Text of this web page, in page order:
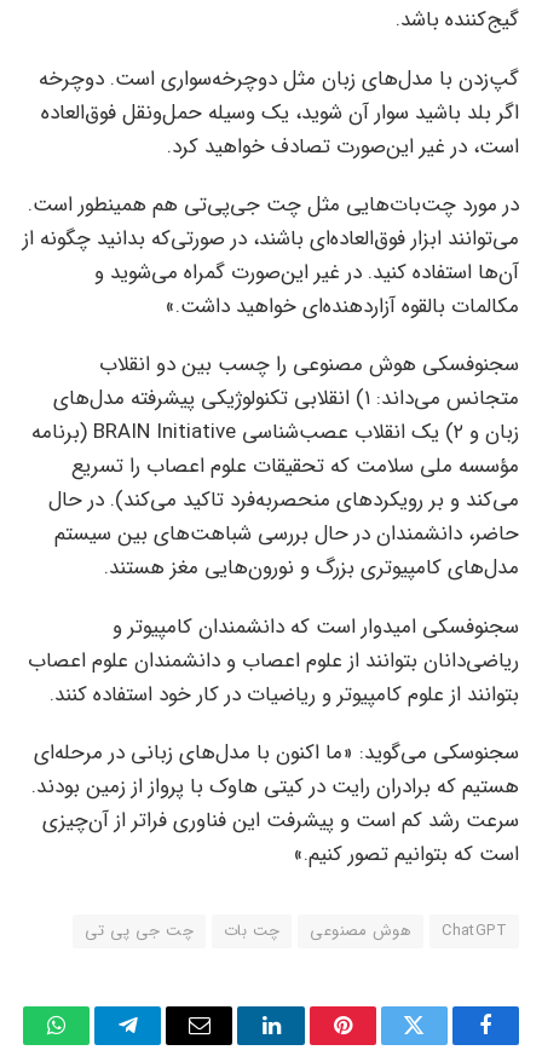
گیج‌کننده باشد.
گپ‌زدن با مدل‌های زبان مثل دوچرخه‌سواری است. دوچرخه
اگر بلد باشید سوار آن شوید، یک وسیله حمل‌ونقل فوق‌العاده
است، در غیر این‌صورت تصادف خواهید کرد.
در مورد چت‌بات‌هایی مثل چت جی‌پی‌تی هم همینطور است.
می‌توانند ابزار فوق‌العاده‌ای باشند، در صورتی‌که بدانید چگونه از
آن‌ها استفاده کنید. در غیر این‌صورت گمراه می‌شوید و
مکالمات بالقوه آزاردهنده‌ای خواهید داشت.»
سجنوفسکی هوش مصنوعی را چسب بین دو انقلاب
متجانس می‌داند: ۱) انقلابی تکنولوژیکی پیشرفته مدل‌های
زبان و ۲) یک انقلاب عصب‌شناسی BRAIN Initiative (برنامه
مؤسسه ملی سلامت که تحقیقات علوم اعصاب را تسریع
می‌کند و بر رویکردهای منحصربه‌فرد تاکید می‌کند). در حال
حاضر، دانشمندان در حال بررسی شباهت‌های بین سیستم‌
مدل‌های کامپیوتری بزرگ و نورون‌هایی مغز هستند.
سجنوفسکی امیدوار است که دانشمندان کامپیوتر و
ریاضی‌دانان بتوانند از علوم اعصاب و دانشمندان علوم اعصاب
بتوانند از علوم کامپیوتر و ریاضیات در کار خود استفاده کنند.
سجنوسکی می‌گوید: «ما اکنون با مدل‌های زبانی در مرحله‌ای
هستیم که برادران رایت در کیتی هاوک با پرواز از زمین بودند.
سرعت رشد کم است و پیشرفت‌ این فناوری فراتر از آن‌چیزی
است که بتوانیم تصور کنیم.»
ChatGPT هوش مصنوعی چت بات چت جی پی تی
Facebook
Twitter
Pinterest
LinkedIn
Email
Telegram